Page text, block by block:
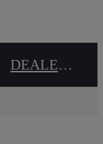
DEALER NAME